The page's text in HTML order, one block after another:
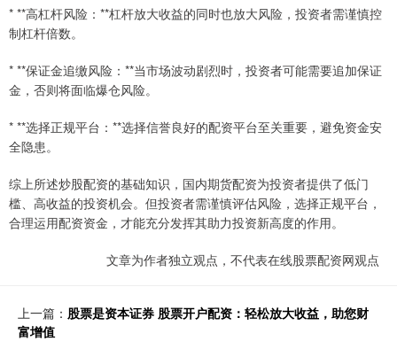
* **高杠杆风险：**杠杆放大收益的同时也放大风险，投资者需谨慎控
制杠杆倍数。
* **保证金追缴风险：**当市场波动剧烈时，投资者可能需要追加保证
金，否则将面临爆仓风险。
* **选择正规平台：**选择信誉良好的配资平台至关重要，避免资金安
全隐患。
综上所述炒股配资的基础知识，国内期货配资为投资者提供了低门
槛、高收益的投资机会。但投资者需谨慎评估风险，选择正规平台，
合理运用配资资金，才能充分发挥其助力投资新高度的作用。
文章为作者独立观点，不代表在线股票配资网观点
上一篇： 股票是资本证券 股票开户配资：轻松放大收益，助您财
富增值